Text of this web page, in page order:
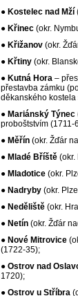
● Kostelec nad Mží
● Křinec (okr.
● Křižanov (okr.
● Křtiny (okr.
● Kutná Hora –
přestavba zámku
děkanského kostela
● Mariánský Týnec
proboštstvím (1711-
● Měřín (okr. Žďár
● Mladé Bříště (okr.
● Mladotice (okr.
● Nadryby (okr.
● Neděliště (okr.
● Netín (okr. Žďár
● Nové Mitrovice
(1722-35);
● Ostrov nad
1720);
● Ostrov u Stříbra